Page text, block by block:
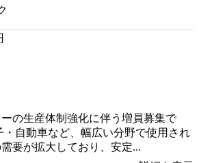
の生産体制強化に伴う増員募集で
・自動車など、幅広い分野で使用され
要が拡大しており、安定...